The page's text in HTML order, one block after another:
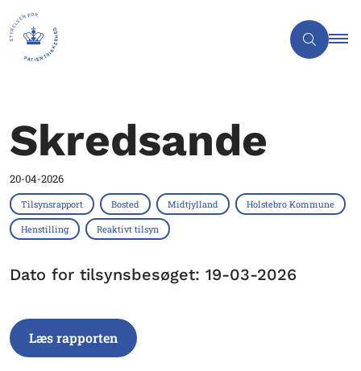
Skredsande
20-04-2026
Tilsynsrapport Bosted Midtjylland Holstebro Kommune
Henstilling Reaktivt tilsyn
Dato for tilsynsbesøget: 19-03-2026
Læs rapporten